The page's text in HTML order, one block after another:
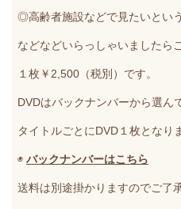
◎高齢者施設などで見たいとい
などなどいらっしゃいましたら
１枚￥2,500（税別）です。
DVDはバックナンバーから選ん
タイトルごとにDVD１枚となり
◉ バックナンバーはこちら
送料は別途掛かりますのでご了